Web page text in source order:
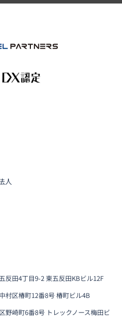
人
反田4丁目9-2 東五反田KBビル12F
村区椿町12番8号 椿町ビル4B
野崎町6番8号 トレックノース梅田ビ